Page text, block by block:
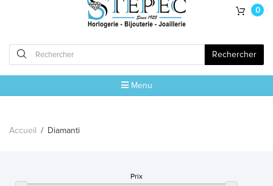
Rechercher
0
Menu
Accueil / Diamanti
Prix